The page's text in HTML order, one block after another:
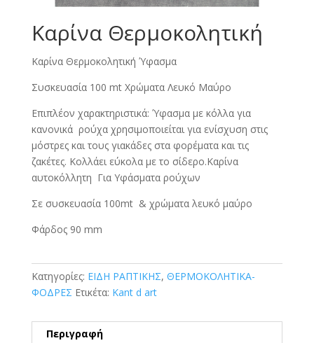
Καρίνα Θερμοκολητική
Καρίνα Θερμοκολητική Ύφασμα
Συσκευασία 100 mt Χρώματα Λευκό Μαύρο
Επιπλέον χαρακτηριστικά: Ύφασμα με κόλλα για
κανονικά ρούχα χρησιμοποιείται για ενίσχυση στις
μόστρες και τους γιακάδες στα φορέματα και τις
ζακέτες. Κολλάει εύκολα με το σίδερο.Καρίνα
αυτοκόλλητη Για Υφάσματα ρούχων
Σε συσκευασία 100mt & χρώματα λευκό μαύρο
Φάρδος 90 mm
Κατηγορίες: ΕΙΔΗ ΡΑΠΤΙΚΗΣ, ΘΕΡΜΟΚΟΛΗΤΙΚΑ-
ΦΟΔΡΕΣ Ετικέτα: Kant d art
Περιγραφή